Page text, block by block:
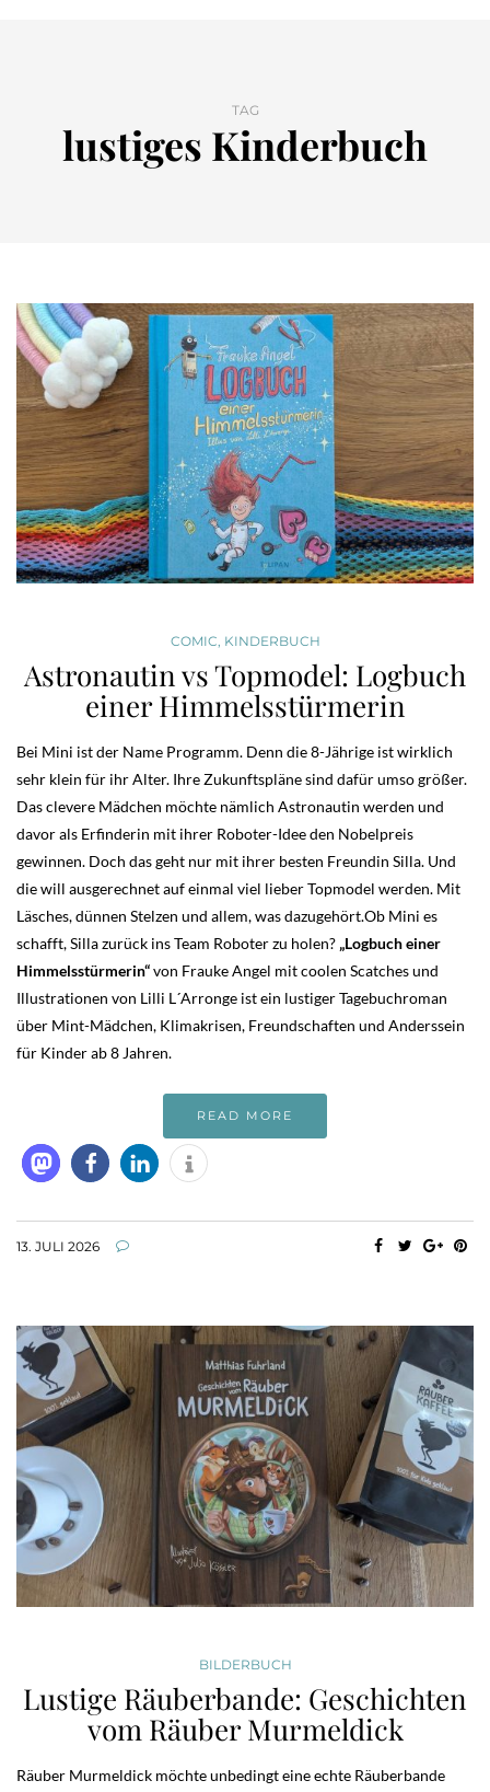
TAG
lustiges Kinderbuch
COMIC, KINDERBUCH
Astronautin vs Topmodel: Logbuch
einer Himmelsstürmerin
Bei Mini ist der Name Programm. Denn die 8-Jährige ist wirklich
sehr klein für ihr Alter. Ihre Zukunftspläne sind dafür umso größer.
Das clevere Mädchen möchte nämlich Astronautin werden und
davor als Erfinderin mit ihrer Roboter-Idee den Nobelpreis
gewinnen. Doch das geht nur mit ihrer besten Freundin Silla. Und
die will ausgerechnet auf einmal viel lieber Topmodel werden. Mit
Läsches, dünnen Stelzen und allem, was dazugehört.Ob Mini es
schafft, Silla zurück ins Team Roboter zu holen? „Logbuch einer
Himmelsstürmerin“von Frauke Angel mit coolen Scatches und
Illustrationen von Lilli L´Arronge ist ein lustiger Tagebuchroman
über Mint-Mädchen, Klimakrisen, Freundschaften und Anderssein
für Kinder ab 8 Jahren.
READ MORE
13. JULI 2026
BILDERBUCH
Lustige Räuberbande: Geschichten
vom Räuber Murmeldick
Räuber Murmeldick möchte unbedingt eine echte Räuberbande